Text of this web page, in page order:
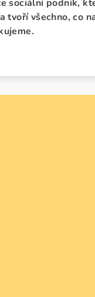
sociální podnik,
všechno, co